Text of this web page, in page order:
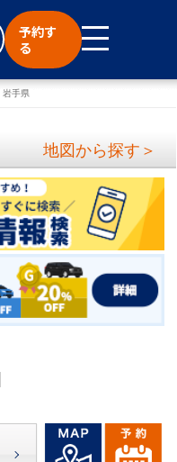
予約す
る
岩手県
地図から探す＞